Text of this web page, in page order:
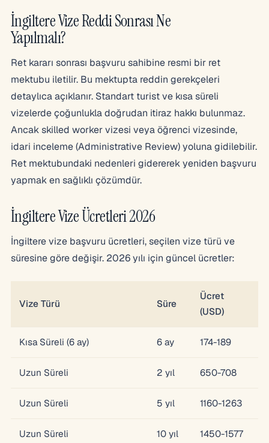
İngiltere Vize Reddi Sonrası Ne
Yapılmalı?
Ret kararı sonrası başvuru sahibine resmi bir ret
mektubu iletilir. Bu mektupta reddin gerekçeleri
detaylıca açıklanır. Standart turist ve kısa süreli
vizelerde çoğunlukla doğrudan itiraz hakkı bulunmaz.
Ancak skilled worker vizesi veya öğrenci vizesinde,
idari inceleme (Administrative Review) yoluna gidilebilir.
Ret mektubundaki nedenleri gidererek yeniden başvuru
yapmak en sağlıklı çözümdür.
İngiltere Vize Ücretleri 2026
İngiltere vize başvuru ücretleri, seçilen vize türü ve
süresine göre değişir. 2026 yılı için güncel ücretler:
Vize Türü Süre
Ücret
(USD)
Kısa Süreli (6 ay) 6 ay 174-189
Uzun Süreli 2 yıl 650-708
Uzun Süreli 5 yıl 1160-1263
Uzun Süreli 10 yıl 1450-1577